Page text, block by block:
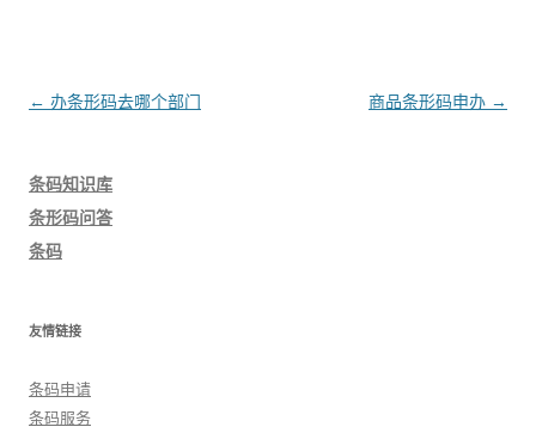
文
← 办条形码去哪个部门 商品条形码申办 →
条码知识库
条形码问答
条码
友情链接
条码申请
条码服务